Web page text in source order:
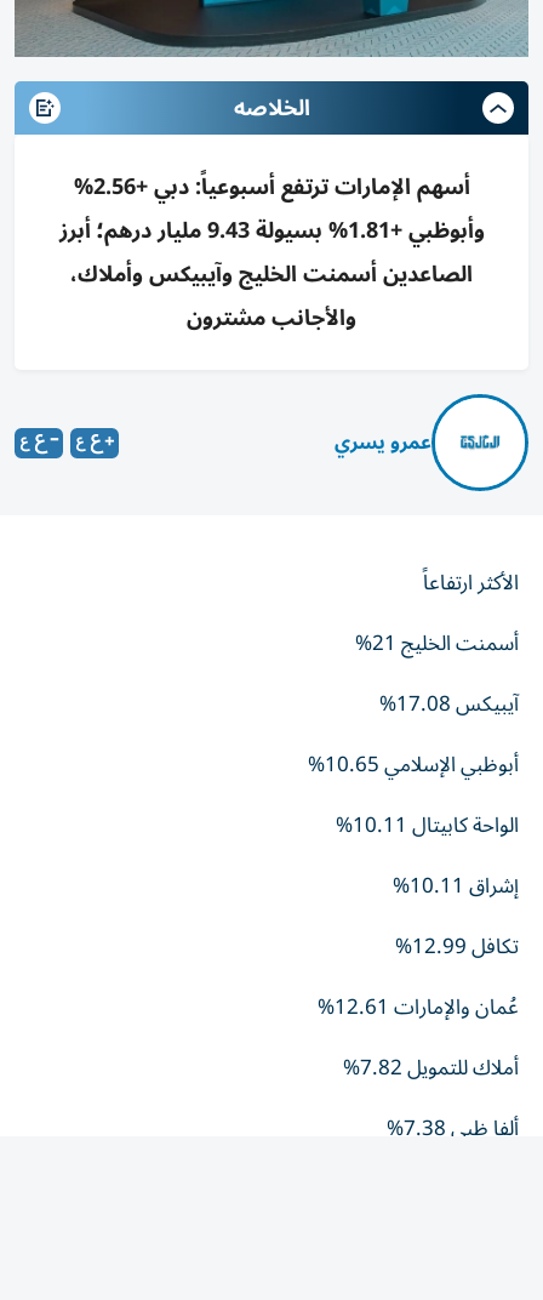
الخلاصه
أسهم الإمارات ترتفع أسبوعياً: دبي +2.56%
وأبوظبي +1.81% بسيولة 9.43 مليار درهم؛ أبرز
الصاعدين أسمنت الخليج وآيبيكس وأملاك،
والأجانب مشترون
عمرو يسري
الأكثر ارتفاعاً
أسمنت الخليج 21%
أبوظبي الإسلامي 10.65%
أملاك للتمويل 7.82%
ألفا ظبي 7.38%